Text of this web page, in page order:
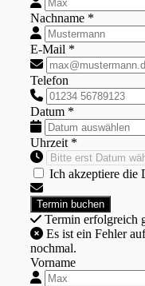
Nachname *
E-Mail *
Telefon
Datum *
Uhrzeit *
Ich akzeptiere die
Termin erfolgreich
nochmal.
Vorname